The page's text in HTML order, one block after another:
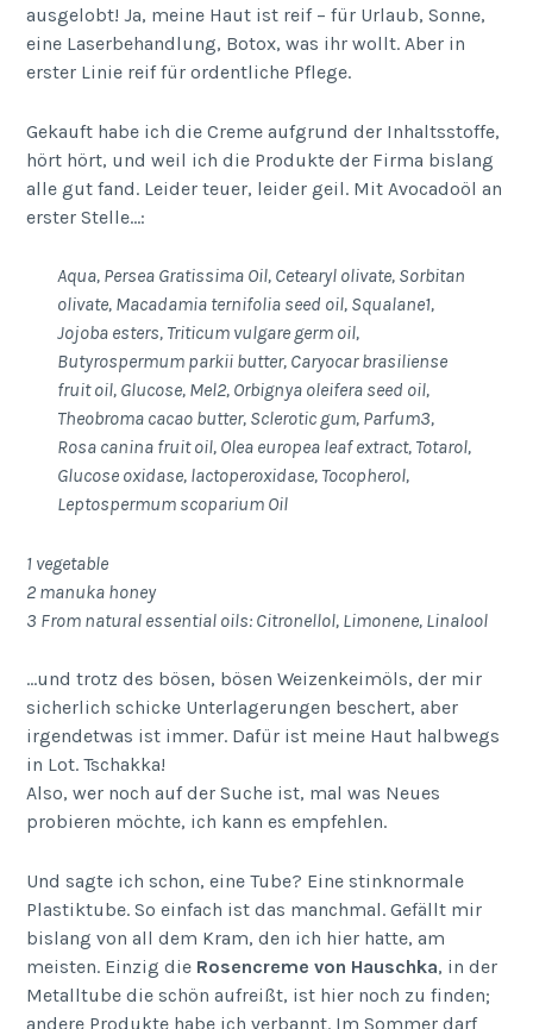
ausgelobt! Ja, meine Haut ist reif – für Urlaub, Sonne,
eine Laserbehandlung, Botox, was ihr wollt. Aber in
erster Linie reif für ordentliche Pflege.
Gekauft habe ich die Creme aufgrund der Inhaltsstoffe,
hört hört, und weil ich die Produkte der Firma bislang
alle gut fand. Leider teuer, leider geil. Mit Avocadoöl an
erster Stelle…:
Aqua, Persea Gratissima Oil, Cetearyl olivate, Sorbitan
olivate, Macadamia ternifolia seed oil, Squalane1,
Jojoba esters, Triticum vulgare germ oil,
Butyrospermum parkii butter, Caryocar brasiliense
fruit oil, Glucose, Mel2, Orbignya oleifera seed oil,
Theobroma cacao butter, Sclerotic gum, Parfum3,
Rosa canina fruit oil, Olea europea leaf extract, Totarol,
Glucose oxidase, lactoperoxidase, Tocopherol,
Leptospermum scoparium Oil
1 vegetable
2 manuka honey
3 From natural essential oils: Citronellol, Limonene, Linalool
…und trotz des bösen, bösen Weizenkeimöls, der mir
sicherlich schicke Unterlagerungen beschert, aber
irgendetwas ist immer. Dafür ist meine Haut halbwegs
in Lot. Tschakka!
Also, wer noch auf der Suche ist, mal was Neues
probieren möchte, ich kann es empfehlen.
Und sagte ich schon, eine Tube? Eine stinknormale
Plastiktube. So einfach ist das manchmal. Gefällt mir
bislang von all dem Kram, den ich hier hatte, am
meisten. Einzig die Rosencreme von Hauschka, in der
Metalltube die schön aufreißt, ist hier noch zu finden;
andere Produkte habe ich verbannt. Im Sommer darf